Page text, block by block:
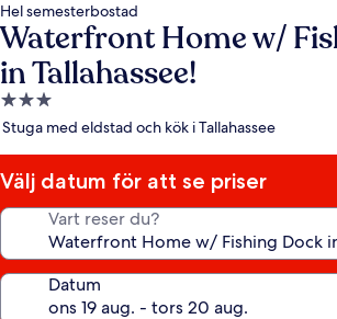
Hel semesterbostad
Waterfront Home w/
in Tallahassee!
3.0-
stjärnigt
Stuga med eldstad och kök i Tallahassee
Välj datum för att se priser
Vart reser du?
Datum